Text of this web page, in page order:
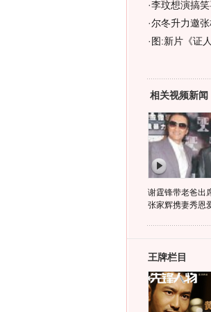
·李玟想演搞
·尔冬升力邀
· 图:新片《证
相关视频新闻
谢霆锋带老爸出
张家辉携妻秀恩
王牌栏目